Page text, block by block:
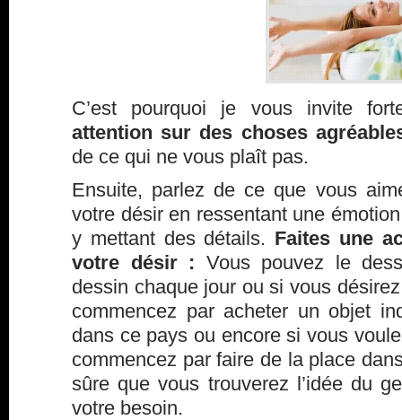
C’est pourquoi je vous invite
attention sur des choses
de ce qui ne vous plaît pas.
Ensuite, parlez de ce que vous
votre désir en ressentant une
y mettant des détails. Faites une
votre désir : Vous pouvez le
dessin chaque jour ou si vous
commencez par acheter un objet
dans ce pays ou encore si vous
commencez par faire de la place
sûre que vous trouverez l’idée du
votre besoin.